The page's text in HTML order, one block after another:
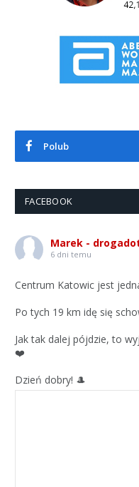
Polub
FACEBOOK
Marek -
6 dni temu
Centrum Katowic jest
Po tych 19 km idę się
Jak tak dalej pójdzie, to
❤️
Dzień dobry! 🎩